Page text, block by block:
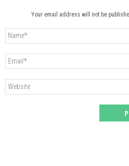
Your email address will not be